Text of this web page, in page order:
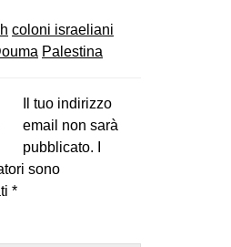
coloni israeliani
Palestina
Il tuo indirizzo
email non sarà
pubblicato.
sono
*